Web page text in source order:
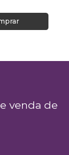
venda de